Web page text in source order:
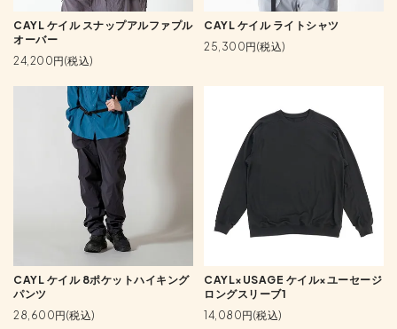
CAYL ケイル スナップアルファプル
オーバー
24,200円(税込)
CAYL ケイル ライトシャツ
25,300円(税込)
CAYL ケイル 8ポケットハイキング
パンツ
28,600円(税込)
CAYL×USAGE ケイル×ユーセージ
ロングスリーブ1
14,080円(税込)